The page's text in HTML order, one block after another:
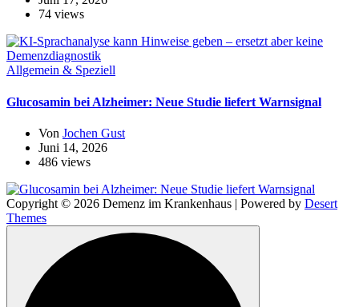
74 views
Allgemein & Speziell
Glucosamin bei Alzheimer: Neue Studie liefert Warnsignal
Von Jochen Gust
Juni 14, 2026
486 views
Copyright © 2026 Demenz im Krankenhaus | Powered by Desert
Themes